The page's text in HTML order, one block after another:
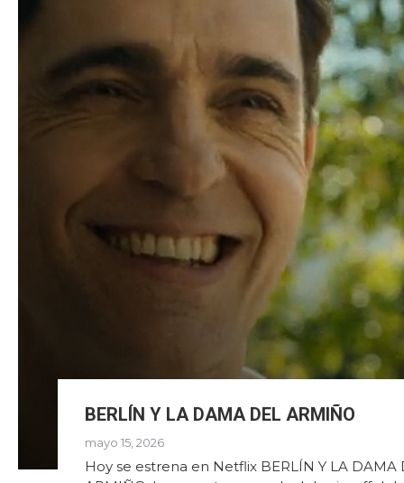
BERLÍN Y LA DAMA DEL ARMIÑO
mayo 15, 2026
Hoy se estrena en Netflix BERLÍN Y LA DAMA